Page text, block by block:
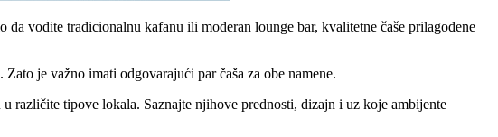
vodite tradicionalnu kafanu ili moderan lounge bar, kvalitetne čaše prilagođene
je važno imati odgovarajući par čaša za obe namene.
različite tipove lokala. Saznajte njihove prednosti, dizajn i uz koje ambijente